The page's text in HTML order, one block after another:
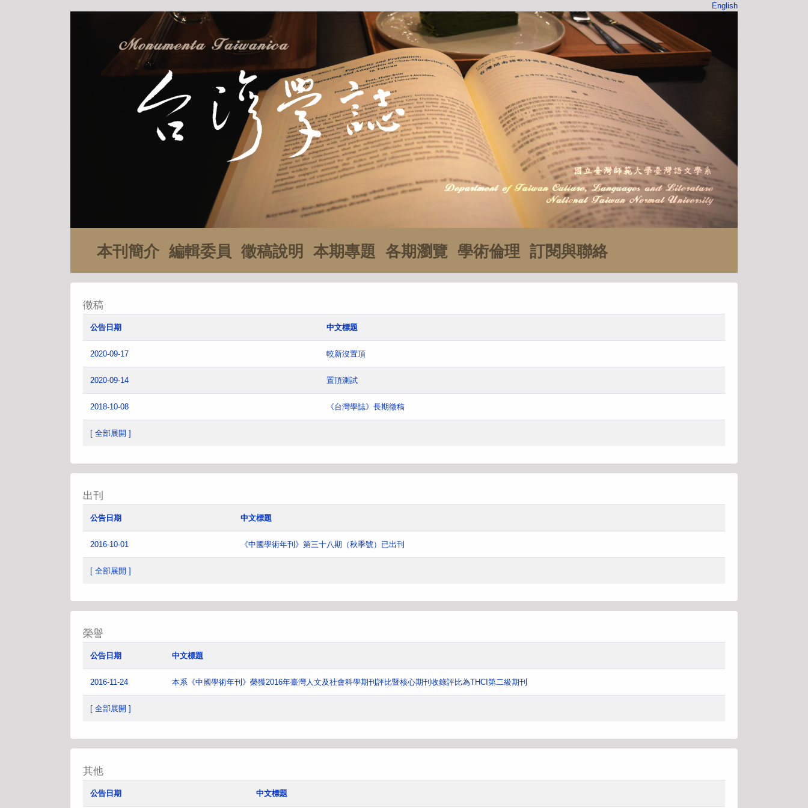
English
本刊簡介 編輯委員 徵稿說明 本期專題 各期瀏覽 學術倫理 訂閱與聯絡
徵稿
公告日期 中文標題
2020-09-17 較新沒置頂
2020-09-14 置頂測試
2018-10-08 《台灣學誌》長期徵稿
[ 全部展開 ]
出刊
公告日期 中文標題
2016-10-01 《中國學術年刊》第三十八期（秋季號）已出刊
[ 全部展開 ]
榮譽
公告日期 中文標題
2016-11-24 本系《中國學術年刊》榮獲2016年臺灣人文及社會科學期刊評比暨核心期刊收錄評比為THCI第二級期刊
[ 全部展開 ]
其他
公告日期 中文標題